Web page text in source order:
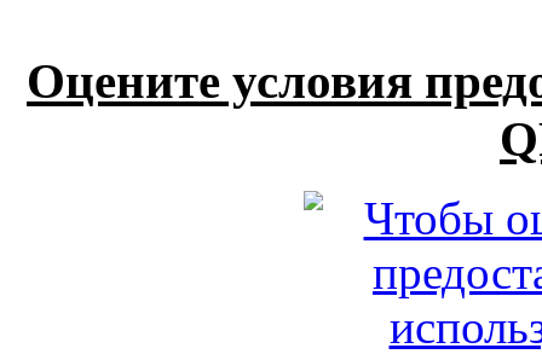
Оцените условия